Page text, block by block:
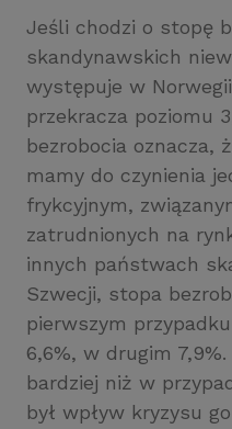
Jeśli chodzi o stopę
skandynawskich
występuje w
przekracza poziomu
bezrobocia oznacza,
mamy do czynienia
frykcyjnym,
zatrudnionych na
innych państwach
Szwecji, stopa
pierwszym
6,6%, w drugim
bardziej niż w
był wpływ kryzysu